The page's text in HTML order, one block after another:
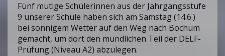
Fünf mutige Schülerinnen aus der Jahrgangsstufe
9 unserer Schule haben sich am Samstag (14.6.)
bei sonnigem Wetter auf den Weg nach Bochum
gemacht, um dort den mündlichen Teil der DELF-
Prüfung (Niveau A2) abzulegen.